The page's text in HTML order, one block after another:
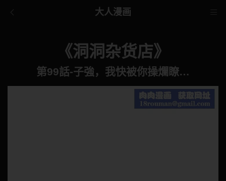
大人漫画
《洞洞杂货店》
第99話-子強，我快被你操爛瞭…